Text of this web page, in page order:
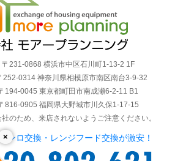
×
231-0868 横浜市中区石川町1-13-2 1F
252-0314 神奈川県相模原市南区南台3-9-32
194-0045 東京都町田市南成瀬6-2-11 B1
816-0905 福岡県大野城市川久保1-17-15
のため、来店されないようご注意ください。
ンロ交換・レンジフード交換が激安！